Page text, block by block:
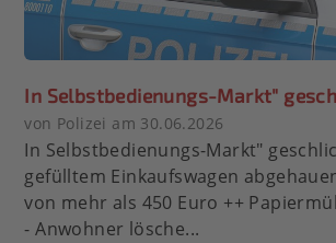
In Selbstbedienungs-Markt"
von Polizei am 30.06.2026
In Selbstbedienungs-Markt"
gefülltem Einkaufswagen
von mehr als 450 Euro ++
- Anwohner lösche...